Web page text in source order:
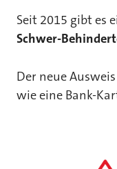
Seit 2015 gibt es
Schwer-
Der neue
wie eine Bank-